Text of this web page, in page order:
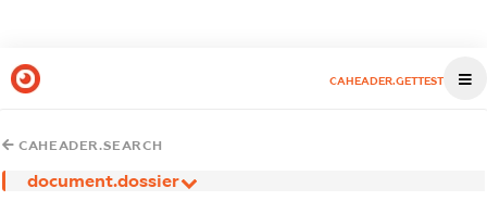
CAHEADER.GETTEST
CAHEADER.SEARCH
document.dossier